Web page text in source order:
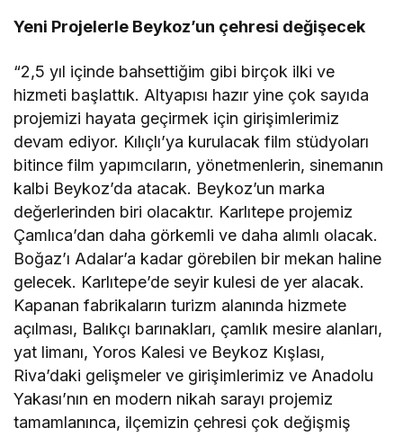
Yeni Projelerle Beykoz’un çehresi değişecek
“2,5 yıl içinde bahsettiğim gibi birçok ilki ve
hizmeti başlattık. Altyapısı hazır yine çok sayıda
projemizi hayata geçirmek için girişimlerimiz
devam ediyor. Kılıçlı’ya kurulacak film stüdyoları
bitince film yapımcıların, yönetmenlerin, sinemanın
kalbi Beykoz’da atacak. Beykoz’un marka
değerlerinden biri olacaktır. Karlıtepe projemiz
Çamlıca’dan daha görkemli ve daha alımlı olacak.
Boğaz’ı Adalar’a kadar görebilen bir mekan haline
gelecek. Karlıtepe’de seyir kulesi de yer alacak.
Kapanan fabrikaların turizm alanında hizmete
açılması, Balıkçı barınakları, çamlık mesire alanları,
yat limanı, Yoros Kalesi ve Beykoz Kışlası,
Riva’daki gelişmeler ve girişimlerimiz ve Anadolu
Yakası’nın en modern nikah sarayı projemiz
tamamlanınca, ilçemizin çehresi çok değişmiş